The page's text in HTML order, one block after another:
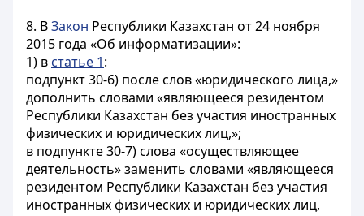
8. ВЗакон Республики Казахстан от 24 ноября
2015 года «Об информатизации»:
1) в статье 1:
подпункт 30-6) после слов «юридического лица,»
дополнить словами «являющееся резидентом
Республики Казахстан без участия иностранных
физических и юридических лиц,»;
в подпункте 30-7) слова «осуществляющее
деятельность» заменить словами «являющееся
резидентом Республики Казахстан без участия
иностранных физических и юридических лиц,